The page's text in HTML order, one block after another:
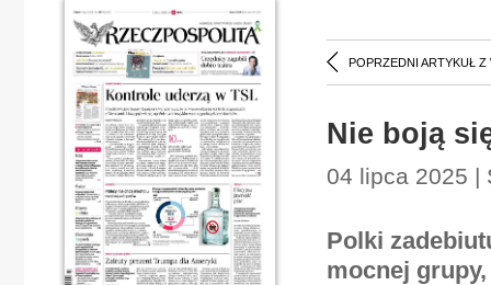
POPRZEDNI ARTYKUŁ Z
Nie boją
04 lipca 2025 |
Polki
mocnej